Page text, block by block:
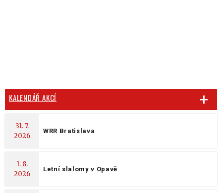
KALENDÁŘ AKCÍ
31. 7.
2026
WRR Bratislava
1. 8.
2026
Letní slalomy v Opavě